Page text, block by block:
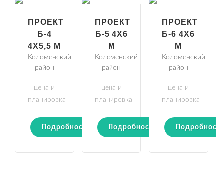
ПРОЕКТ
Б-4
4Х5,5 М
Коломенский
район
цена и
планировка
Подробности
ПРОЕКТ
Б-5 4Х6
М
Коломенский
район
цена и
планировка
Подробности
ПРОЕКТ
Б-6 4Х6
М
Коломенский
район
цена и
планировка